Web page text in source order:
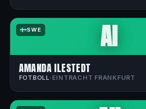
SWE AI
AMANDA ILESTEDT
FOTBOLL· EINTRACHT FRANKFURT